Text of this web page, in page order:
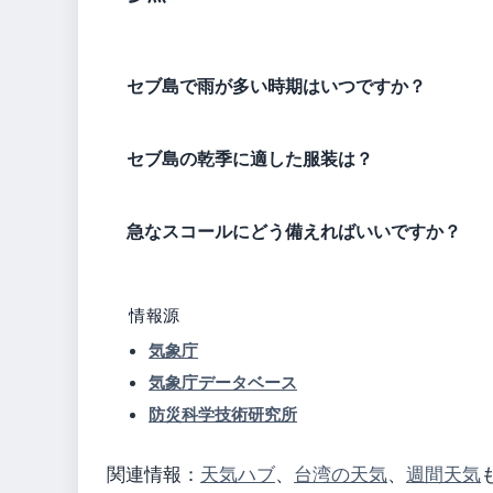
セブ島で雨が多い時期はいつですか？
セブ島の乾季に適した服装は？
急なスコールにどう備えればいいですか？
情報源
気象庁
気象庁データベース
防災科学技術研究所
関連情報： 天気ハブ、 台湾の天気、 週間天気